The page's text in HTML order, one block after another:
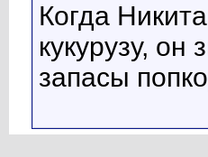
Когда
кукурузу, он
запасы